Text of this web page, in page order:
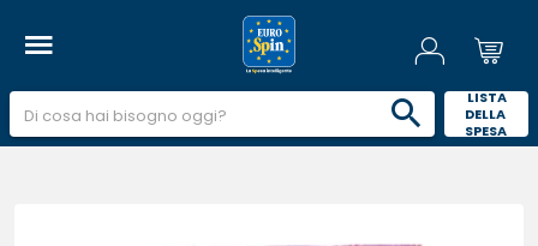
LISTA
DELLA
SPESA